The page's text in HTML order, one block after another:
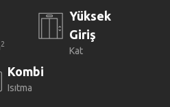
2
Yüksek
Giriş
Kat
Kombi
Isıtma